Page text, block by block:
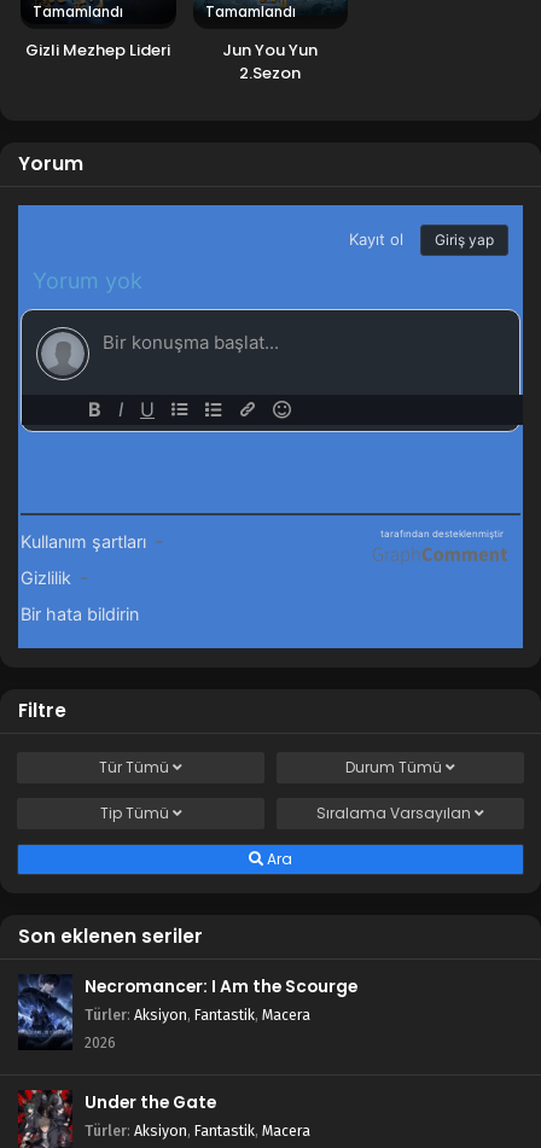
Tamamlandı
Gizli Mezhep Lideri
Tamamlandı
Jun You Yun
2.Sezon
Yorum
Filtre
TürTümü Durum Tümü
TipTümü Sıralama Varsayılan
Ara
Son eklenen seriler
Necromancer: I Am the Scourge
Türler: Aksiyon, Fantastik, Macera
2026
Under the Gate
Türler: Aksiyon, Fantastik, Macera